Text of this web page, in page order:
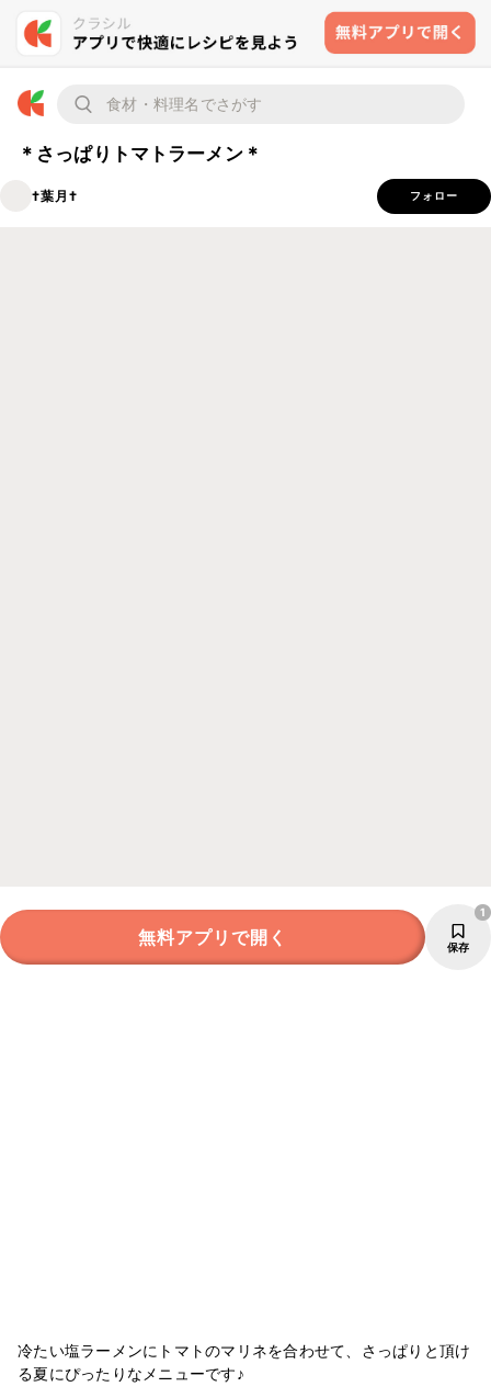
＊さっぱりトマトラーメン＊
†葉月† フォロー
無料アプリで開く 保存
1
冷たい塩ラーメンにトマトのマリネを合わせて、さっぱりと頂け
る夏にぴったりなメニューです♪